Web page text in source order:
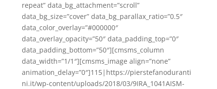
repeat” data_bg_attachment=”scroll”
data_bg_size=”cover” data_bg_parallax_ratio=”0.5″
data_color_overlay=”#000000″
data_overlay_opacity=”50″ data_padding_top=”0″
data_padding_bottom=”50″][cmsms_column
data_width=”1/1″][cmsms_image align=”none”
animation_delay=”0″]115|https://pierstefanoduranti
ni.it/wp-content/uploads/2018/03/9IRA_1041AISM-